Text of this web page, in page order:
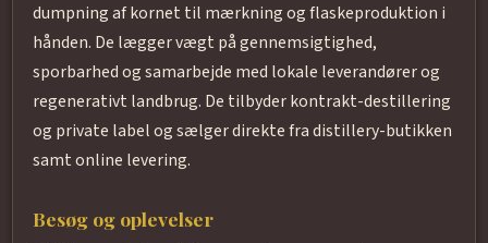
dumpning af kornet til mærkning og flaskeproduktion i
hånden. De lægger vægt på gennemsigtighed,
sporbarhed og samarbejde med lokale leverandører og
regenerativt landbrug. De tilbyder kontrakt-destillering
og private label og sælger direkte fra distillery-butikken
samt online levering.
Besøg og oplevelser